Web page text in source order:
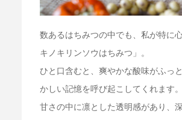
数あるはちみつの中でも、私が特に
キノキリンソウはちみつ」。
ひと口含むと、爽やかな酸味がふっ
かしい記憶を呼び起こしてくれます。
甘さの中に凛とした透明感があり、